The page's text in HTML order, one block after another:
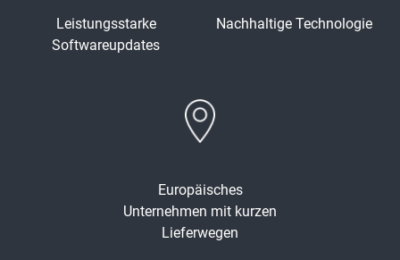
Leistungsstarke
Softwareupdates
Nachhaltige Technologie
Europäisches
Unternehmen mit kurzen
Lieferwegen